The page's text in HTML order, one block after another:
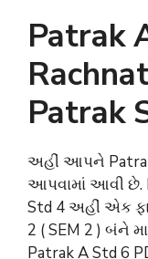
Patrak
Patrak
અહીં આપને
આપવામાં આવી છે.
Std 4 અહીં એક
2 ( SEM 2 ) બંને
Patrak A Std 6